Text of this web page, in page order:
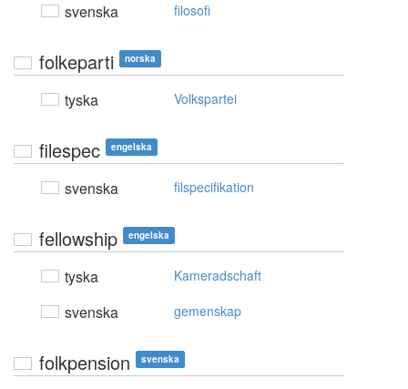
svenska filosofi
folkeparti norska
tyska Volkspartei
filespec engelska
svenska filspecifikation
fellowship engelska
tyska Kameradschaft
svenska gemenskap
folkpension svenska